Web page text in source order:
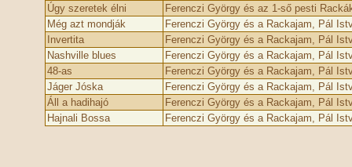
Úgy szeretek élni
Ferenczi György és az 1-ső pesti
Még azt mondják
Ferenczi György és a Rackajam, Pál
Invertita
Ferenczi György és a Rackajam, Pál
Nashville blues
Ferenczi György és a Rackajam, Pál
48-as
Ferenczi György és a Rackajam, Pál
Jáger Jóska
Ferenczi György és a Rackajam, Pál
Áll a hadihajó
Ferenczi György és a Rackajam, Pál
Hajnali Bossa
Ferenczi György és a Rackajam, Pál